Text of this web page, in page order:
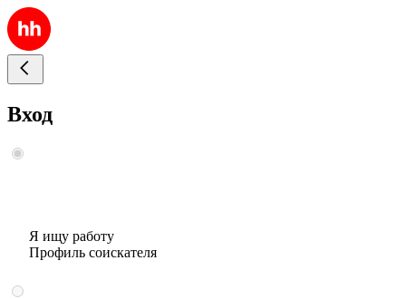
Вход
Я ищу работу
Профиль соискателя